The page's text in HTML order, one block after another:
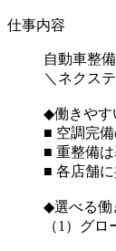
仕事内容
自動車整
＼ネクス
◆働きやす
■ 空調完
■ 重整備
■ 各店舗
◆選べる働
（1）グロ